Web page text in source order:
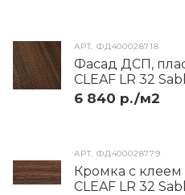
АРТ.ФД400028779
Кромка с клеем
CLEAF LR 32
АРТ.ФД400028718
Фасад ДСП,
CLEAF LR 32
6 840 р./м2